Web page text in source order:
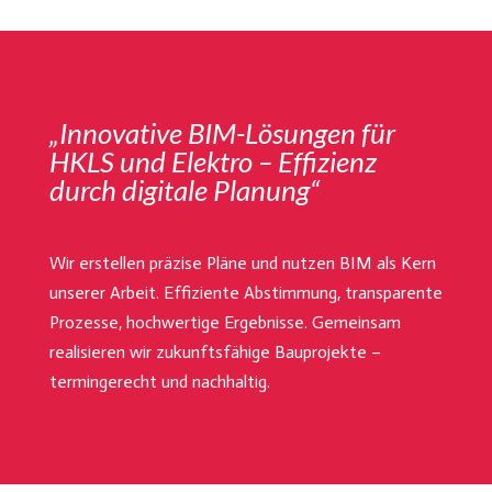
„Innovative BIM-Lösungen für
HKLS und Elektro – Effizienz
durch digitale Planung“
Wir erstellen präzise Pläne und nutzen BIM als Kern
unserer Arbeit. Effiziente Abstimmung, transparente
Prozesse, hochwertige Ergebnisse. Gemeinsam
realisieren wir zukunftsfähige Bauprojekte –
termingerecht und nachhaltig.